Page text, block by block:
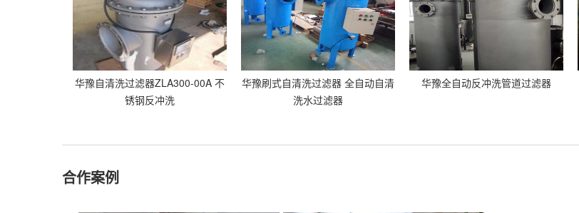
华豫自清洗过滤器ZLA300-00A 不
锈钢反冲洗
华豫刷式自清洗过滤器 全自动自清
洗水过滤器
华豫全自动反冲洗管道过滤器
合作案例